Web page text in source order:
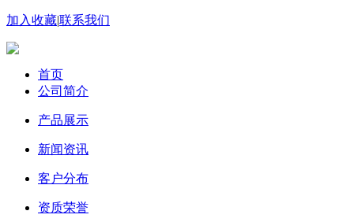
加入收藏|联系我们
首页
公司简介
产品展示
新闻资讯
客户分布
资质荣誉